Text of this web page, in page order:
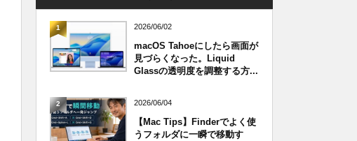
1 2026/06/02
macOS Tahoeにしたら画面が
見づらくなった。Liquid
Glassの透明度を調整する方...
2 2026/06/04
【Mac Tips】Finderでよく使
うフォルダに一瞬で移動す